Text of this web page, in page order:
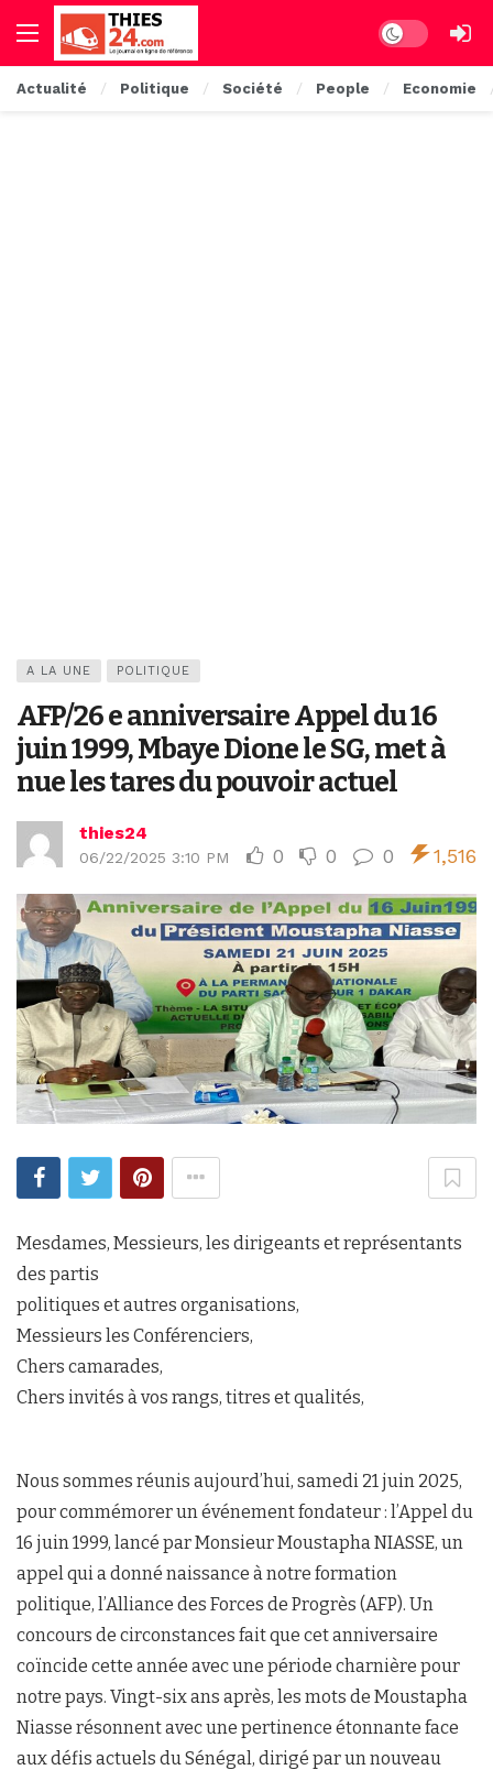
Dark mode
Actualité Politique Société People Economie
A LA UNE POLITIQUE
AFP/26 e anniversaire Appel du 16
juin 1999, Mbaye Dione le SG, met à
nue les tares du pouvoir actuel
thies24
06/22/2025 3:10 PM 0 0 0 1,516
Mesdames, Messieurs, les dirigeants et représentants
des partis
politiques et autres organisations,
Messieurs les Conférenciers,
Chers camarades,
Chers invités à vos rangs, titres et qualités,
Nous sommes réunis aujourd’hui, samedi 21 juin 2025,
pour commémorer un événement fondateur : l’Appel du
16 juin 1999, lancé par Monsieur Moustapha NIASSE, un
appel qui a donné naissance à notre formation
politique, l’Alliance des Forces de Progrès (AFP). Un
concours de circonstances fait que cet anniversaire
coïncide cette année avec une période charnière pour
notre pays. Vingt-six ans après, les mots de Moustapha
Niasse résonnent avec une pertinence étonnante face
aux défis actuels du Sénégal, dirigé par un nouveau